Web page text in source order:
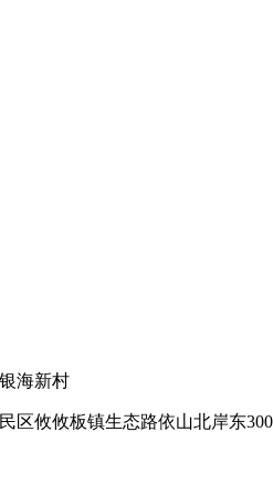
海新村
区攸攸板镇生态路依山北岸东